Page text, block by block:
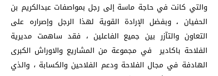
والتي كانت في حاجة ماسة إلى رجل بمواصفات عبدالكريم بن
الحفيان ، وبفضل الإرادة القوية لهذا الرجل وإصراره على
التعاون والتآزر بين جميع الفاعلين ، فقد ساهمت مديرية
الفلاحة باكادير في مجموعة من المشاريع والاوراش الكبرى
الهادفة في مجال الفلاحة ودعم الفلاحين والكسابة ، والذي